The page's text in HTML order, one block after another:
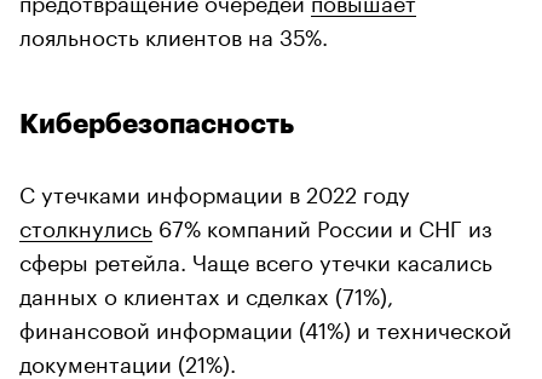
лояльность клиентов на 35%.
Кибербезопасность
С утечками информации в 2022 году
столкнулись 67% компаний России и СНГ из
сферы ретейла. Чаще всего утечки касались
данных о клиентах и сделках (71%),
финансовой информации (41%) и технической
документации (21%).